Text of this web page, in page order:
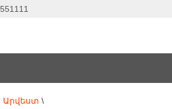
551111
Արվեստ \